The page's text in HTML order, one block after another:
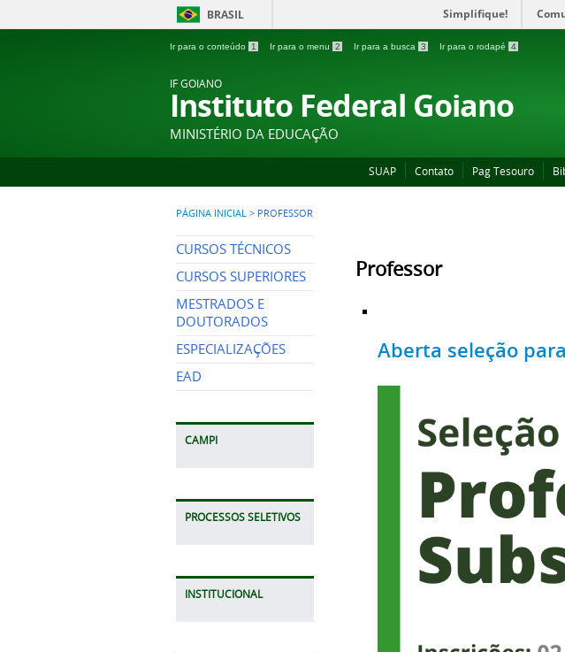
BRASIL Simplifique!
Ir para o conteúdo 1 Ir para o menu 2 Ir para a busca 3 Ir para o rodapé 4
IF GOIANO
Instituto Federal Goiano
MINISTÉRIO DA EDUCAÇÃO
SUAP Contato Pag Tesouro
PÁGINA INICIAL > PROFESSOR
CURSOS TÉCNICOS
CURSOS SUPERIORES
MESTRADOS E
DOUTORADOS
ESPECIALIZAÇÕES
EAD
CAMPI
PROCESSOS SELETIVOS
INSTITUCIONAL
Professor
Aberta seleção